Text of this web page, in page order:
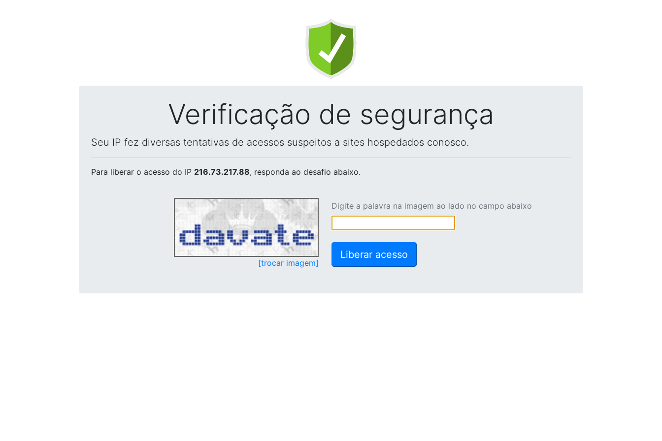
Verificação de segurança
Seu IP fez diversas tentativas de acessos suspeitos a sites hospedados conosco.
Para liberar o acesso do IP 216.73.217.88, responda ao desafio abaixo.
[trocar imagem]
Digite a palavra na imagem ao lado no campo abaixo